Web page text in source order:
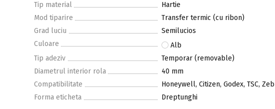
Tip material
Hartie
Mod tiparire
Transfer termic (cu ribon)
Grad luciu
Semilucios
Culoare
Alb
Tip adeziv
Temporar (removable)
Diametrul interior rola
40 mm
Compatibilitate
Honeywell, Citizen, Godex, TSC,
Forma eticheta
Dreptunghi